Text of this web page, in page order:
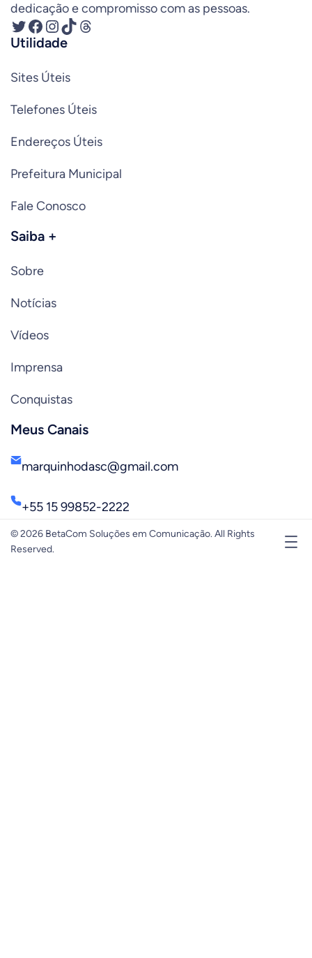
dedicação e compromisso com as pessoas.
Twitter Facebook InstagramTikTok Threads
Utilidade
Sites Úteis
Telefones Úteis
Endereços Úteis
Prefeitura Municipal
Fale Conosco
Saiba +
Sobre
Notícias
Vídeos
Imprensa
Conquistas
Meus Canais
marquinhodasc@gmail.com
+55 15 99852-2222
© 2026 BetaCom Soluções em Comunicação. All Rights
Reserved.